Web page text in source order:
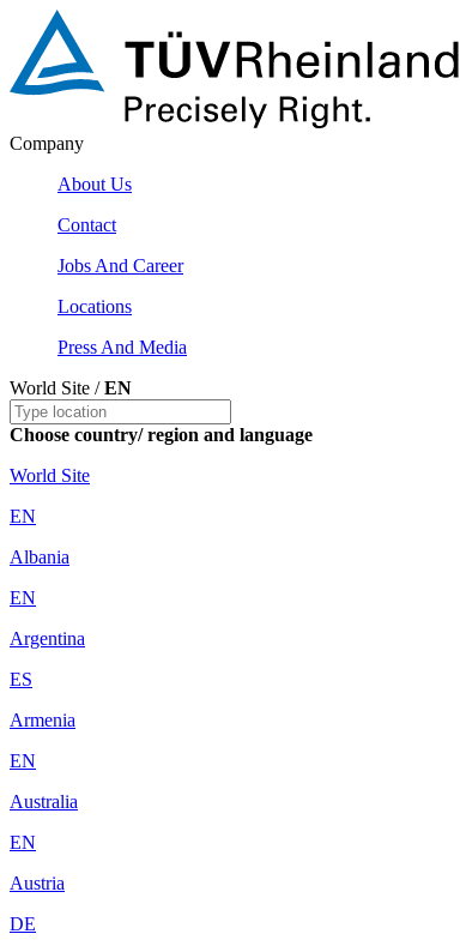
Company
About Us
Contact
Jobs And Career
Locations
Press And Media
World Site /EN
Choose country/ region and language
World Site
EN
Albania
EN
Argentina
ES
Armenia
EN
Australia
EN
Austria
DE